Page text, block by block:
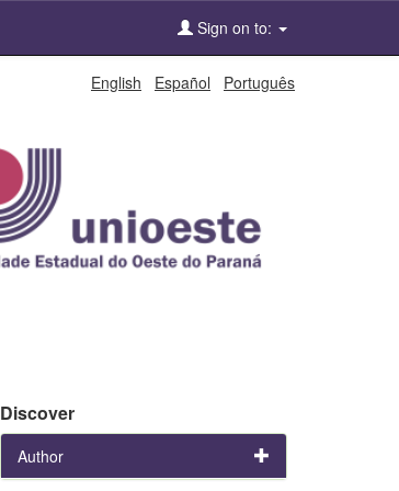
Sign on to:
English Español Português
Discover
Author